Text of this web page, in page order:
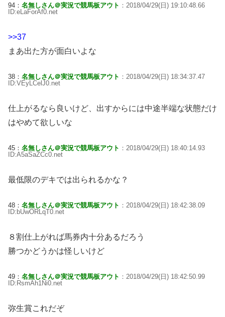
94： 名無しさん＠実況で競馬板アウト ：2018/04/29(日) 19:10:48.66
ID:eLaForAf0.net
>>37
まあ出た方が面白いよな
38： 名無しさん＠実況で競馬板アウト ：2018/04/29(日) 18:34:37.47
ID:VEyLCelJ0.net
仕上がるなら良いけど、出すからには中途半端な状態だけ
はやめて欲しいな
45： 名無しさん＠実況で競馬板アウト ：2018/04/29(日) 18:40:14.93
ID:A5aSaZCc0.net
最低限のデキでは出られるかな？
48： 名無しさん＠実況で競馬板アウト ：2018/04/29(日) 18:42:38.09
ID:bUwORLqT0.net
８割仕上がれば馬券内十分あるだろう
勝つかどうかは怪しいけど
49： 名無しさん＠実況で競馬板アウト ：2018/04/29(日) 18:42:50.99
ID:RsmAh1Ni0.net
弥生賞これだぞ